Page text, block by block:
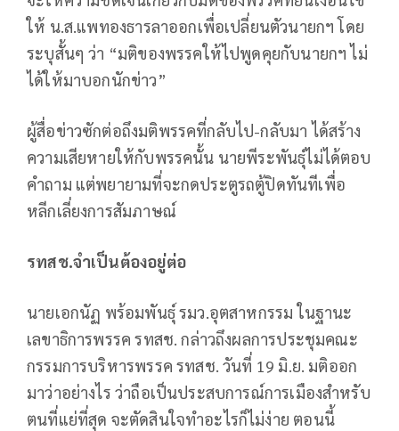
ให้ น.ส.แพทองธารลาออกเพื่อเปลี่ยนตัวนายกฯ โดย
ระบุสั้นๆ ว่า “มติของพรรคให้ไปพูดคุยกับนายกฯ ไม่
ได้ให้มาบอกนักข่าว”
ผู้สื่อข่าวซักต่อถึงมติพรรคที่กลับไป-กลับมา ได้สร้าง
ความเสียหายให้กับพรรคนั้น นายพีระพันธุ์ไม่ได้ตอบ
คำถาม แต่พยายามที่จะกดประตูรถตู้ปิดทันทีเพื่อ
หลีกเลี่ยงการสัมภาษณ์
รทสช.จำเป็นต้องอยู่ต่อ
นายเอกนัฏ พร้อมพันธุ์ รมว.อุตสาหกรรม ในฐานะ
เลขาธิการพรรค รทสช. กล่าวถึงผลการประชุมคณะ
กรรมการบริหารพรรค รทสช. วันที่ 19 มิ.ย. มติออก
มาว่าอย่างไร ว่าถือเป็นประสบการณ์การเมืองสำหรับ
ตนที่แย่ที่สุด จะตัดสินใจทำอะไรก็ไม่ง่าย ตอนนี้